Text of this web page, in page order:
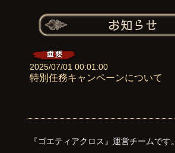
2025/07/01 00:01:00
特別任務キャンペーンについて
『ゴエティアクロス』運営チームです。